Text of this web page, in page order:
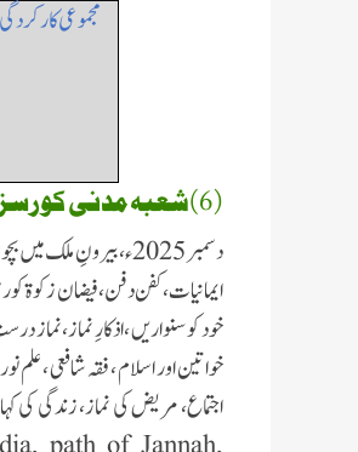
مجموعی کارکردگی
(6)شعبہ مدنی کورسز :
دسمبر 2025ء، بیرونِ
ایمانیات، کفن دفن ، فیضان زکوۃ
خود کو سنواریں ، اذکارِ نماز،
خواتین اور اسلام ، فقہ شافعی ،
اجتماع، مریض کی نماز، زندگی کی